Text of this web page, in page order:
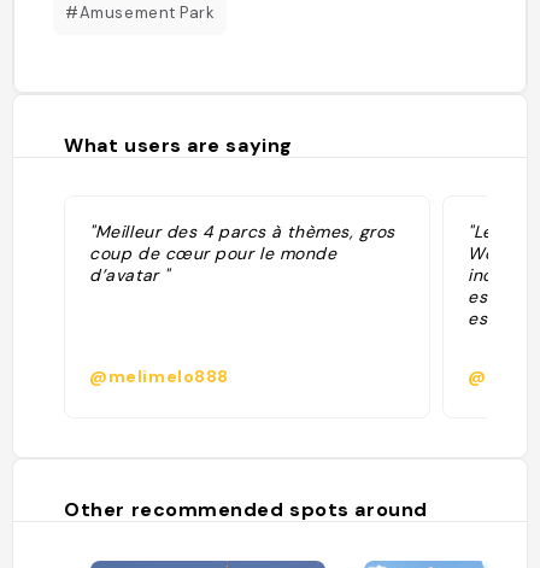
#Amusement Park
What users are saying
"Meilleur des 4 parcs à thèmes, gros
coup de cœur pour le monde
d’avatar "
@melimelo888
"Le
World à
est
est
@
Other recommended spots around